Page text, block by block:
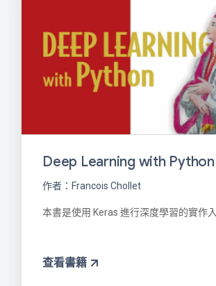
Deep Learning with Python
作者：Francois Chollet
本書是使用 Keras 進行深度學習的實作
查看書籍